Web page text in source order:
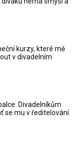
kurzy, které mě
v divadelním
Divadelníkům
se mu v ředitelování